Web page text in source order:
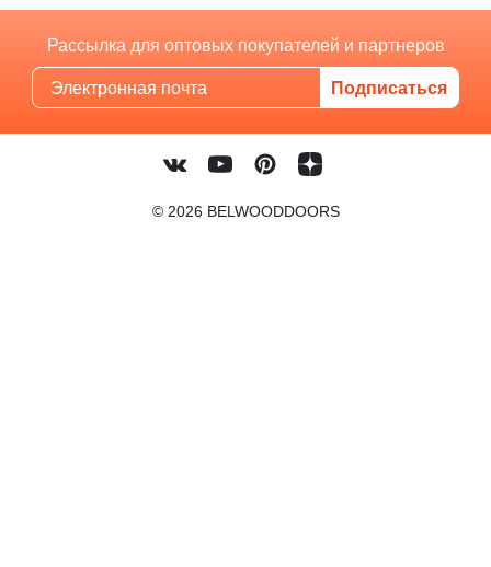
Рассылка для оптовых покупателей и партнеров
© 2026 BELWOODDOORS